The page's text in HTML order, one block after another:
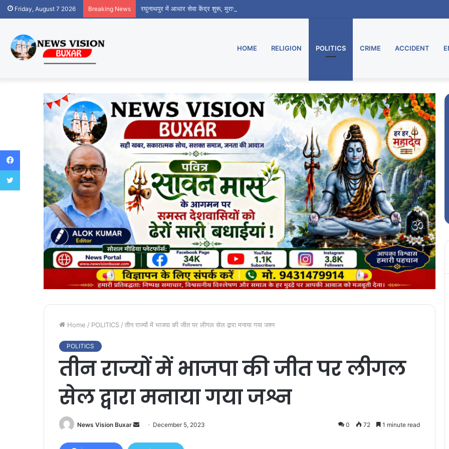
Friday, August 7 2026 Breaking News रघुनाथपुर में आधार सेवा केंद्र शुरू, मुरार उपडाकघर नए भवन में हुआ स्थानांतरित
HOME RELIGION POLITICS CRIME ACCIDENT
Home / POLITICS / तीन राज्यों में भाजपा की जीत पर लीगल सेल द्वारा मनाया गया जश्न
POLITICS
तीन राज्यों में भाजपा की जीत पर लीगल
सेल द्वारा मनाया गया जश्न
News Vision Buxar December 5, 2023 0 72 1 minute read
Facebook